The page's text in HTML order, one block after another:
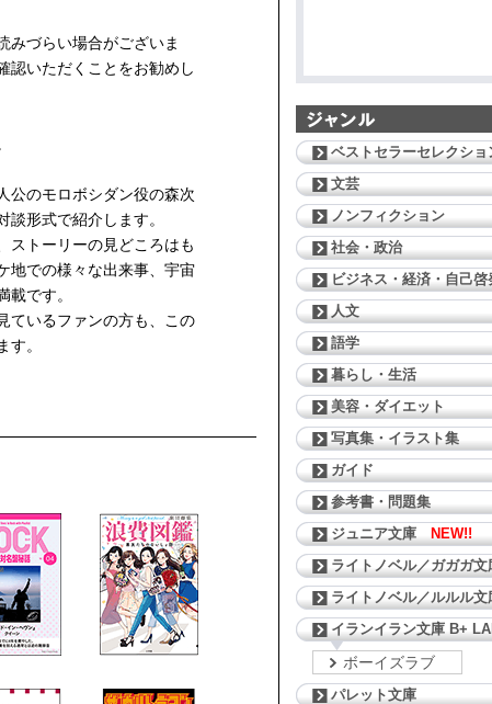
みづらい場合がございま
認いただくことをお勧めし
公のモロボシダン役の森次
形式で紹介します。
ストーリーの見どころはも
地での様々な出来事、宇宙
載です。
ているファンの方も、この
。
ベストセラーセレクショ
文芸
ノンフィクション
社会・政治
ビジネス・経済・自己啓
人文
語学
暮らし・生活
美容・ダイエット
写真集・イラスト集
ガイド
参考書・問題集
ジュニア文庫
NEW!!
ライトノベル／ガガガ文
ライトノベル／ルルル文
イランイラン文庫 B+
ボーイズラブ
パレット文庫